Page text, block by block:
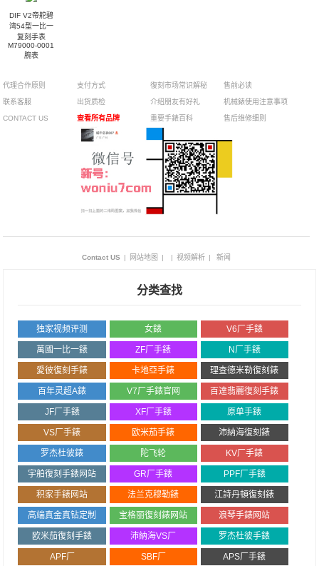
DIF V2帝舵碧
湾54型一比一
复刻手表
M79000-0001
腕表
代理合作原则
联系客服
CONTACT US
支付方式
出货质检
查看所有品牌
復刻市场常识解秘
介绍朋友有好礼
重要手錶百科
售前必读
机械錶使用注意事项
售后维修细则
Contact US | 网站地图 | | 视频解析 | 新闻
分类查找
独家视频评测 女錶 V6厂手錶
萬國一比一錶 ZF厂手錶 N厂手錶
愛彼復刻手錶 卡地亞手錶 理查德米勒復刻錶
百年灵超A錶 V7厂手錶官网 百達翡麗復刻手錶
JF厂手錶 XF厂手錶 原单手錶
VS厂手錶 欧米茄手錶 沛納海復刻錶
罗杰杜彼錶 陀飞轮 KV厂手錶
宇舶復刻手錶网站 GR厂手錶 PPF厂手錶
积家手錶网站 法兰克穆勒錶 江詩丹頓復刻錶
高端真金真钻定制 宝格丽復刻錶网站 浪琴手錶网站
欧米茄復刻手錶 沛納海VS厂 罗杰杜彼手錶
APF厂 SBF厂 APS厂手錶